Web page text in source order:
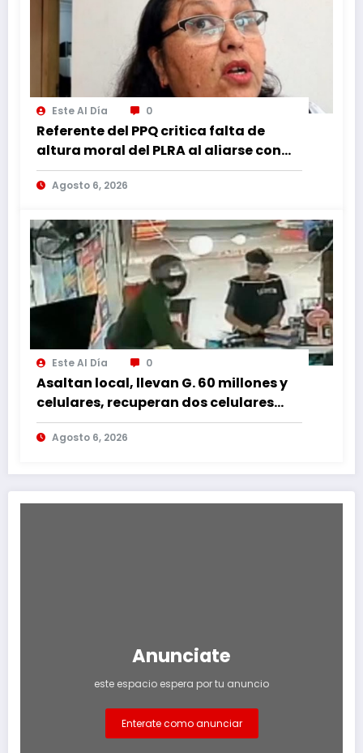
Este Al Día 0
Referente del PPQ critica falta de
altura moral del PLRA al aliarse con
corruptos
Agosto 6, 2026
Este Al Día 0
Asaltan local, llevan G. 60 millones y
celulares, recuperan dos celulares
mediante rastreo y persecución
Agosto 6, 2026
Anunciate
este espacio espera por tu anuncio
Enterate como anunciar